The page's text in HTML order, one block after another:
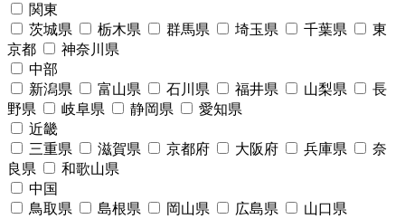
関東
茨城県
栃木県 群馬県 埼玉県 千葉県
東
京都
神奈川県
中部
新潟県
富山県 石川県 福井県 山梨県
長
野県
岐阜県 静岡県
愛知県
近畿
三重県
滋賀県 京都府 大阪府 兵庫県
奈
良県
和歌山県
中国
鳥取県
島根県 岡山県 広島県
山口県